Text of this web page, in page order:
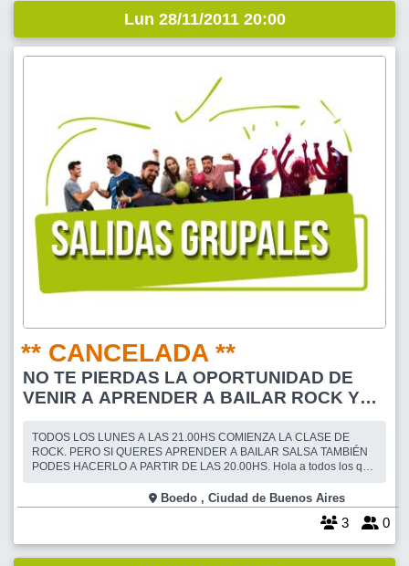
Lun 28/11/2011 20:00
** CANCELADA **
NO TE PIERDAS LA OPORTUNIDAD DE
VENIR A APRENDER A BAILAR ROCK Y
TODOS LOS LUNES A LAS 21.00HS COMIENZA LA CLASE DE
ROCK. PERO SI QUERES APRENDER A BAILAR SALSA TAMBIÉN
PODES HACERLO A PARTIR DE LAS 20.00HS. Hola a todos los que
salida que no solo vas a aprender a bailar sino que también vas a
conocer mas amigos con quienes vas a compartir mas s
Boedo , Ciudad de Buenos Aires
3 0